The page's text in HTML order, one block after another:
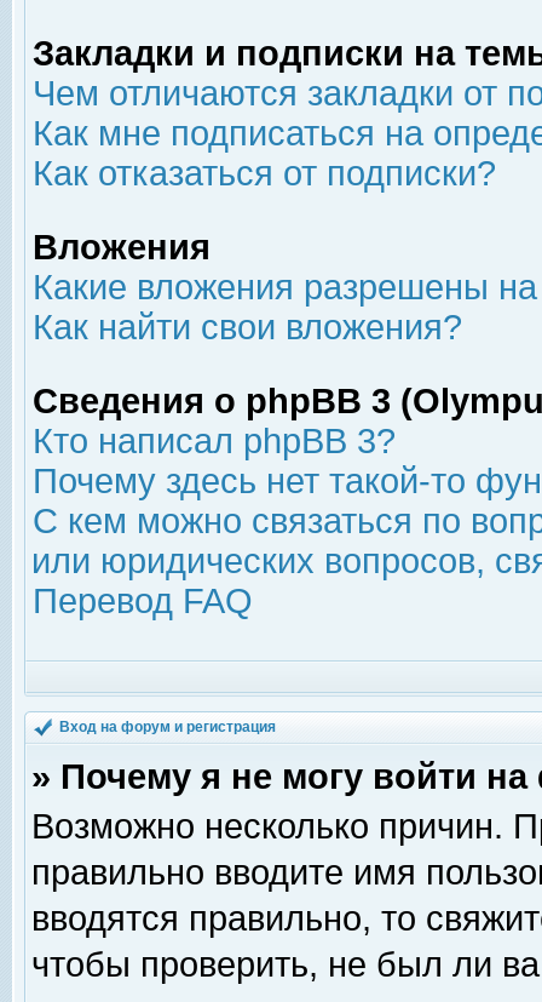
Закладки и подписки на
Чем отличаются закладки от
Как мне подписаться на
Как отказаться от подписки?
Вложения
Какие вложения разрешены
Как найти свои вложения?
Сведения о phpBB 3
Кто написал phpBB 3?
Почему здесь нет такой-то
С кем можно связаться по
или юридических вопросов,
Перевод FAQ
Вход на форум и регистрация
» Почему я не могу войти
Возможно несколько причин.
правильно вводите имя
вводятся правильно, то
чтобы проверить, не был ли